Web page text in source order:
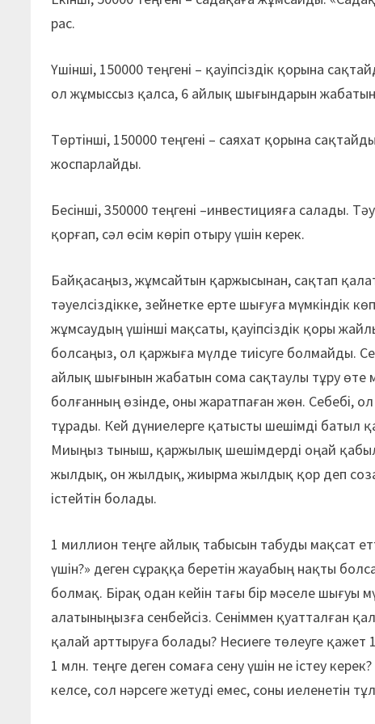
рас.
Үшінші, 150000 теңгені – қауіпсіздік қорына
ол жұмыссыз қалса, 6 айлық шығындарын
Төртінші, 150000 теңгені – саяхат қорына
жоспарлайды.
Бесінші, 350000 теңгені –инвестицияға салады.
қорғап, сәл өсім көріп отыру үшін керек.
Байқасаңыз, жұмсайтын қаржысынан, сақтап
тәуелсіздікке, зейнетке ерте шығуға
жұмсаудың үшінші мақсаты, қауіпсіздік қоры
болсаңыз, ол қаржыға мүлде тиісуге болмайды.
айлық шығынын жабатын сома сақтаулы тұру
болғанның өзінде, оны жаратпаған жөн. Себебі,
тұрады. Кей дүниелерге қатысты шешімді батыл
Миыңыз тыныш, қаржылық шешімдерді оңай
жылдық, он жылдық, жиырма жылдық қор деп соза
істейтін болады.
1 миллион теңге айлық табысын табуды мақсат
үшін?» деген сұраққа беретін жауа­бың нақты
болмақ. Бірақ одан кейін тағы бір мәселе шығуы
алатыныңызға сенбейсіз. Сеніммен қуатталған
қалай арттыруға болады? Несиеге төлеуге
1 млн. теңге деген сомаға сену үшін не істеу
келсе, сол нәрсеге жетуді емес, соны иеленетін